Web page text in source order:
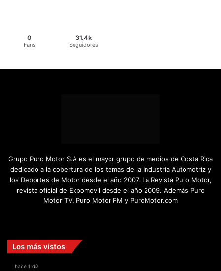
0
Fans
31.4k
Seguidores
Grupo Puro Motor S.A es el mayor grupo de medios de Costa Rica
dedicado a la cobertura de los temas de la Industria Automotriz y
los Deportes de Motor desde el año 2007. La Revista Puro Motor,
revista oficial de Expomovil desde el año 2009. Además Puro
Motor TV, Puro Motor FM y PuroMotor.com
Los más vistos
hace 1 día